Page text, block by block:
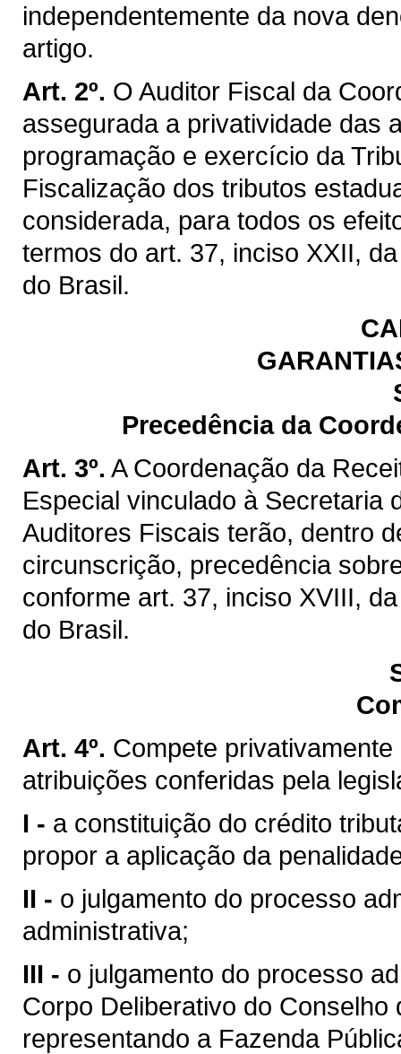
independentemente da nova
artigo.
Art. 2º. O Auditor Fiscal da
assegurada a privatividade das
programação e exercício da
Fiscalização dos tributos
considerada, para todos os
termos do art. 37, inciso XXII,
do Brasil.
Precedência da
Art. 3º. A Coordenação da
Especial vinculado à Secretaria
Auditores Fiscais terão, dentro
circunscrição, precedência
conforme art. 37, inciso XVIII,
do Brasil.
Art. 4º. Compete
atribuições conferidas pela
I - a constituição do crédito
propor a aplicação da
II - o julgamento do processo
administrativa;
III - o julgamento do processo
Corpo Deliberativo do
representando a Fazenda